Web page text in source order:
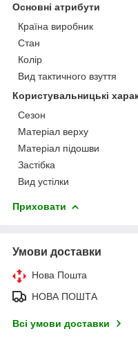
Основні атрибути
Країна виробник
Стан
Колір
Вид тактичного взуття
Користувальницькі
Сезон
Матеріал верху
Матеріал підошви
Застібка
Вид устілки
Приховати
Умови доставки
Нова Пошта
НОВА ПОШТА
Всі умови доставки